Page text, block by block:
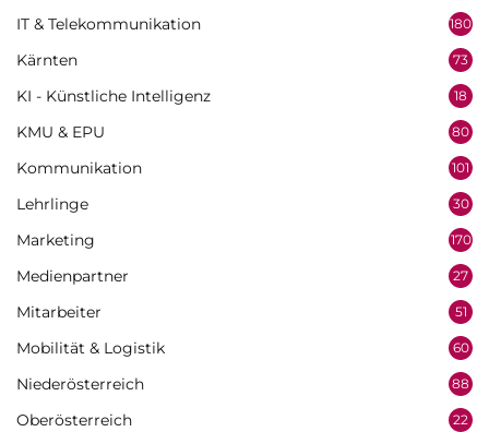
IT & Telekommunikation 180
Kärnten 73
KI - Künstliche Intelligenz 18
KMU & EPU 80
Kommunikation 101
Lehrlinge 30
Marketing 170
Medienpartner 27
Mitarbeiter 51
Mobilität & Logistik 60
Niederösterreich 88
Oberösterreich 22